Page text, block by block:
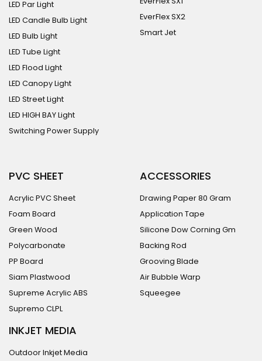
LED Par Light
LED Candle Bulb Light
LED Bulb Light
LED Tube Light
LED Flood Light
LED Canopy Light
LED Street Light
LED HIGH BAY Light
Switching Power Supply
EverFlex SX2
Smart Jet
PVC SHEET
Acrylic PVC Sheet
Foam Board
Green Wood
Polycarbonate
PP Board
Siam Plastwood
Supreme Acrylic ABS
Supremo CLPL
INKJET MEDIA
Outdoor Inkjet Media
ACCESSORIES
Drawing Paper 80 Gram
Application Tape
Silicone Dow Corning Gm
Backing Rod
Grooving Blade
Air Bubble Warp
Squeegee